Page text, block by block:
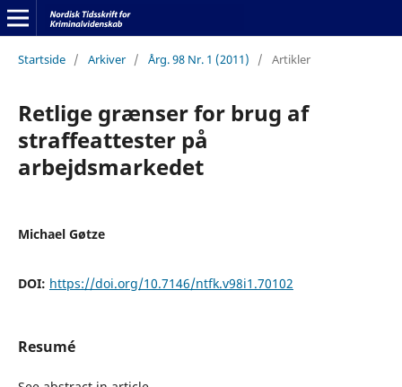
Startside / Arkiver / Årg. 98 Nr. 1 (2011) / Artikler
Retlige grænser for brug af
straffeattester på
arbejdsmarkedet
Michael Gøtze
DOI: https://doi.org/10.7146/ntfk.v98i1.70102
Resumé